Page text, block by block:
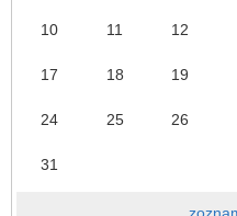
10 11 12
17 18 19
24 25 26
31